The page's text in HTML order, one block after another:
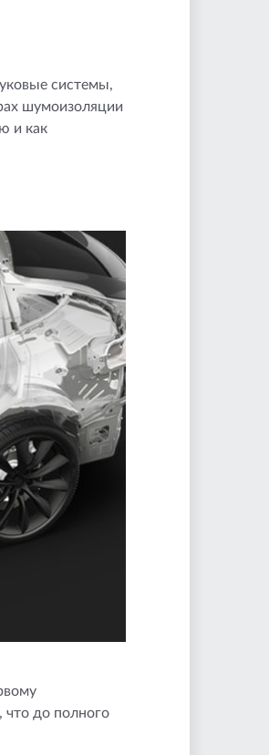
фаркоп в 2026 году:
правила установки на
легковой авто
Чем обезжирить кузов
Какие доработки
автомобиля полезны в
повседневной
эксплуатации?
Что сделать с новым
автомобилем в
первую очередь для
защиты?
системы,
шумоизоляции
и как
что до полного